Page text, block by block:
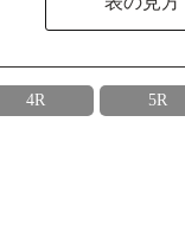
4R 5R